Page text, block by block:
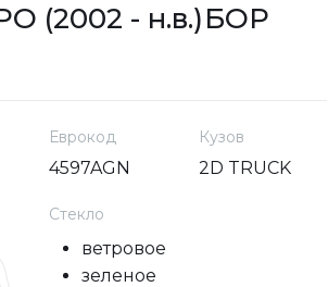
(2002 - н.в.)БОР
Еврокод
4597AGN
Кузов
2D TRUCK
Стекло
ветровое
зеленое